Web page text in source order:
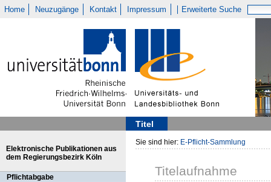
Home Neuzugänge Kontakt Impressum Erweiterte Suche
Titel
Elektronische Publikationen aus
dem Regierungsbezirk Köln
Pflichtabgabe
Sie sind hier: E-Pflicht-Sammlung
Titelaufnahme